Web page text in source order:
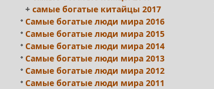
+ самые богатые китайцы 2017
Самые богатые люди мира 2016
Самые богатые люди мира 2015
Самые богатые люди мира 2014
Самые богатые люди мира 2013
Самые богатые люди мира 2012
Самые богатые люди мира 2011